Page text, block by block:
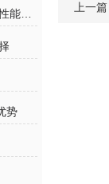
势
上一